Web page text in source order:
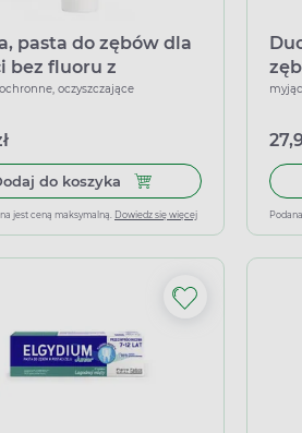
pasta do zębów dla
bez fluoru z
od 1 ząbka, 50 ml
oczyszczające
do koszyka Dodaj do koszyka
jest ceną maksymalną. Dowiedz się więcej
50